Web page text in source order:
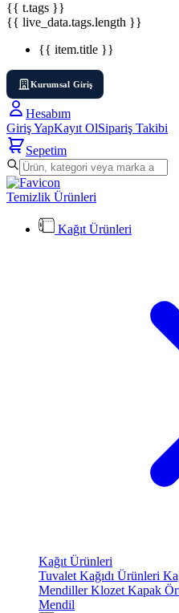
{{ t.tags }}
{{ live_data.tags.length }}
{{ item.title }}
Kurumsal Giriş
Hesabım
Giriş YapKayıt OlSipariş Takibi
Sepetim
Temizlik Ürünleri
Kağıt Ürünleri
Kağıt Ürünleri
Tuvalet Kağıdı Ürünleri
MendillerKlozet Kapak
Mendil